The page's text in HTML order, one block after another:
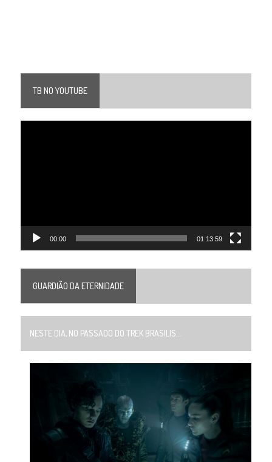
TB NO YOUTUBE
00:00 01:13:59
GUARDIÃO DA ETERNIDADE
NESTE DIA, NO PASSADO DO TREK BRASILIS...